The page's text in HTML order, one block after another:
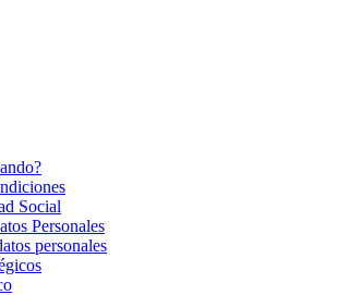
Social
Personales
personales